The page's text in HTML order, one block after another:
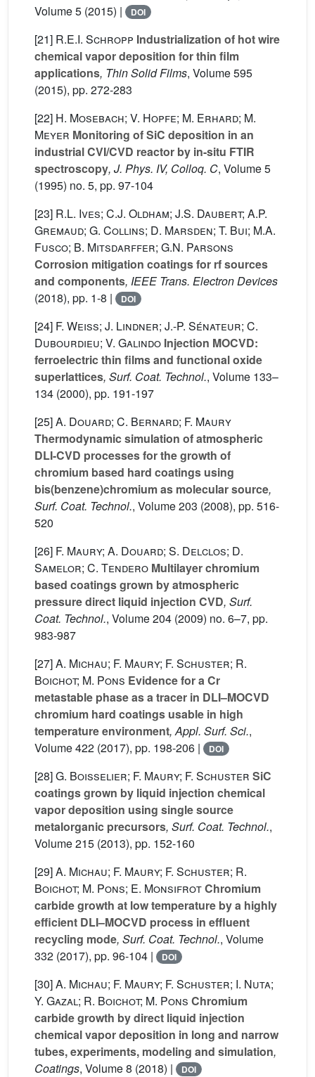
Volume 5 (2015) | DOI
[21] R.E.I. Schropp Industrialization of hot wire
chemical vapor deposition for thin film
applications, Thin Solid Films, Volume 595
(2015), pp. 272-283
[22] H. Mosebach; V. Hopfe; M. Erhard; M.
Meyer Monitoring of SiC deposition in an
industrial CVI/CVD reactor by in-situ FTIR
spectroscopy, J. Phys. IV, Colloq. C, Volume 5
(1995) no. 5, pp. 97-104
[23] R.L. Ives; C.J. Oldham; J.S. Daubert; A.P.
Gremaud; G. Collins; D. Marsden; T. Bui; M.A.
Fusco; B. Mitsdarffer; G.N. Parsons
Corrosion mitigation coatings for rf sources
and components, IEEE Trans. Electron Devices
(2018), pp. 1-8 |
DOI
[24] F. Weiss; J. Lindner; J.-P. Sénateur; C.
Dubourdieu; V. Galindo Injection MOCVD:
ferroelectric thin films and functional oxide
superlattices, Surf. Coat. Technol., Volume 133–
134 (2000), pp. 191-197
[25]A. Douard; C. Bernard; F. Maury
Thermodynamic simulation of atmospheric
DLI-CVD processes for the growth of
chromium based hard coatings using
bis(benzene)chromium as molecular source,
Surf. Coat. Technol., Volume 203 (2008), pp. 516-
520
[26] F. Maury; A. Douard; S. Delclos; D.
Samelor; C. Tendero Multilayer chromium
based coatings grown by atmospheric
pressure direct liquid injection CVD, Surf.
Coat. Technol., Volume 204 (2009) no. 6–7, pp.
983-987
[27]A. Michau; F. Maury; F. Schuster; R.
Boichot; M. Pons Evidence for a Cr
metastable phase as a tracer in DLI–MOCVD
chromium hard coatings usable in high
temperature environment, Appl. Surf. Sci.,
Volume 422 (2017), pp. 198-206 | DOI
[28]G. Boisselier; F. Maury; F. Schuster SiC
coatings grown by liquid injection chemical
vapor deposition using single source
metalorganic precursors, Surf. Coat. Technol.,
Volume 215 (2013), pp. 152-160
[29]A. Michau; F. Maury; F. Schuster; R.
Boichot; M. Pons; E. MonsifrotChromium
carbide growth at low temperature by a highly
efficient DLI–MOCVD process in effluent
recycling mode, Surf. Coat. Technol., Volume
332 (2017), pp. 96-104 | DOI
[30]A. Michau; F. Maury; F. Schuster; I. Nuta;
Y. Gazal; R. Boichot; M. Pons Chromium
carbide growth by direct liquid injection
chemical vapor deposition in long and narrow
tubes, experiments, modeling and simulation,
Coatings, Volume 8 (2018) | DOI